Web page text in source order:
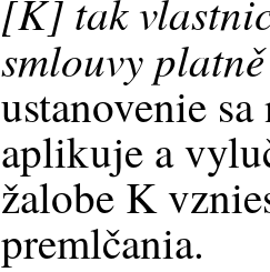
[K] tak
smlouvy
ustanovenie
aplikuje a
žalobe K
premlčania.